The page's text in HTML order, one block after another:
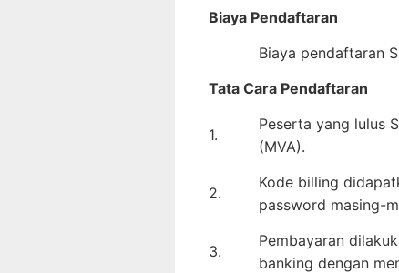
Biaya Pendaftaran
Biaya pendaftaran
Tata Cara Pendaftaran
1.
Peserta yang lulus
(MVA).
2.
Kode billing
password masing-
3.
Pembayaran
banking dengan